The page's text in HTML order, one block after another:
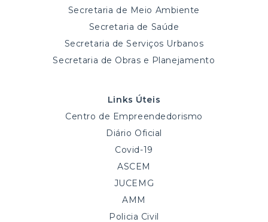
Secretaria de Meio Ambiente
Secretaria de Saúde
Secretaria de Serviços Urbanos
Secretaria de Obras e Planejamento
Links Úteis
Centro de Empreendedorismo
Diário Oficial
Covid-19
ASCEM
JUCEMG
AMM
Policia Civil